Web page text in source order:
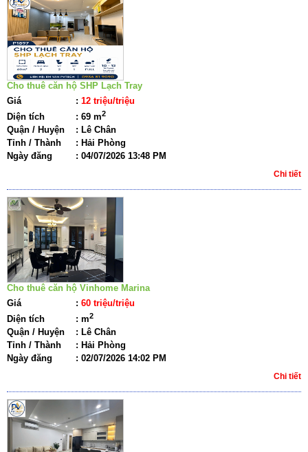
Cho thuê căn hộ SHP Lạch Tray
Giá
: 12 triệu/triệu
Diện tích
: 69 m2
Quận / Huyện : Lê Chân
Tỉnh / Thành
: Hải Phòng
Ngày đăng
: 04/07/2026 13:48 PM
Chi tiết
Cho thuê căn hộ Vinhome Marina
Giá
: 60 triệu/triệu
Diện tích
: m2
Quận / Huyện : Lê Chân
Tỉnh / Thành
: Hải Phòng
Ngày đăng
: 02/07/2026 14:02 PM
Chi tiết